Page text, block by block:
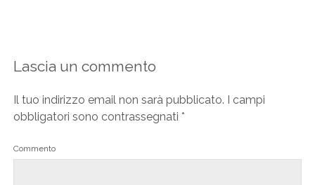
Lascia un commento
Il tuo indirizzo email non sarà pubblicato. I campi
obbligatori sono contrassegnati *
Commento